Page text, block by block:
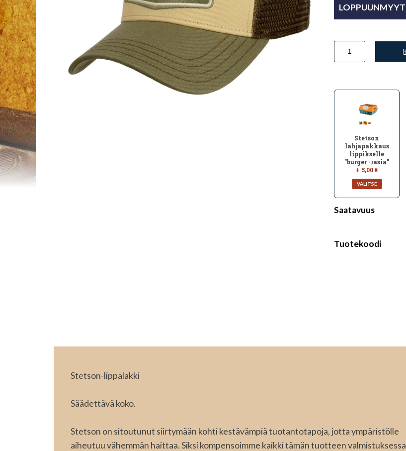
Stetson
lahjapakkaus
lippikselle
"burger -rasia"
+ 5,00 €
Saatavuus
Tuotekoodi
Stetson-lippalakki
Säädettävä koko.
Stetson on sitoutunut siirtymään kohti kestävämpiä tuotantotapoja, jotta ympäristölle
aiheutuu vähemmän haittaa. Siksi kompensoimme kaikki tämän tuotteen valmistuksessa